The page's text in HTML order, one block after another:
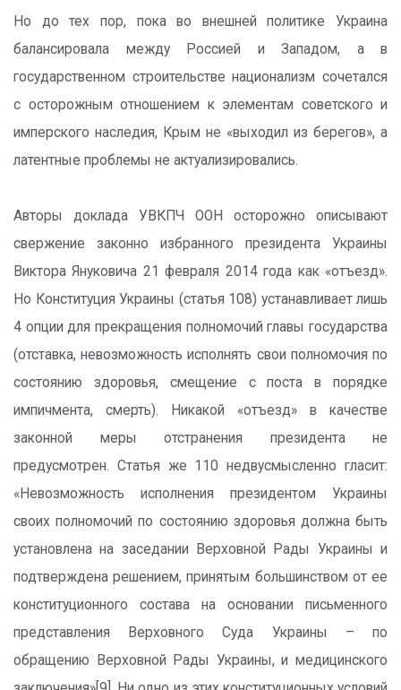
Но до тех пор, пока во внешней политике Украина
балансировала между Россией и Западом, а в
государственном строительстве национализм сочетался
с осторожным отношением к элементам советского и
имперского наследия, Крым не «выходил из берегов», а
латентные проблемы не актуализировались.
Авторы доклада УВКПЧ ООН осторожно описывают
свержение законно избранного президента Украины
Виктора Януковича 21 февраля 2014 года как «отъезд».
Но Конституция Украины (статья 108) устанавливает лишь
4 опции для прекращения полномочий главы государства
(отставка, невозможность исполнять свои полномочия по
состоянию здоровья, смещение с поста в порядке
импичмента, смерть). Никакой «отъезд» в качестве
законной меры отстранения президента не
предусмотрен. Статья же 110 недвусмысленно гласит:
«Невозможность исполнения президентом Украины
своих полномочий по состоянию здоровья должна быть
установлена на заседании Верховной Рады Украины и
подтверждена решением, принятым большинством от ее
конституционного состава на основании письменного
представления Верховного Суда Украины – по
обращению Верховной Рады Украины, и медицинского